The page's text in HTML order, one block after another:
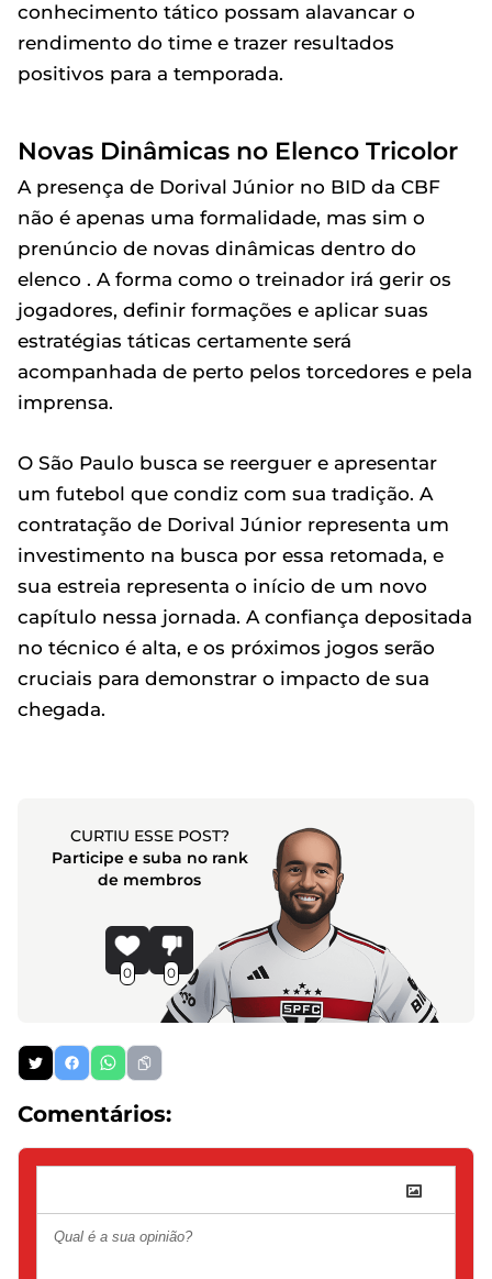
conhecimento tático possam alavancar o
rendimento do time e trazer resultados
positivos para a temporada.
Novas Dinâmicas no Elenco Tricolor
A presença de Dorival Júnior no BID da CBF
não é apenas uma formalidade, mas sim o
prenúncio de novas dinâmicas dentro do
elenco . A forma como o treinador irá gerir os
jogadores, definir formações e aplicar suas
estratégias táticas certamente será
acompanhada de perto pelos torcedores e pela
imprensa.
O São Paulo busca se reerguer e apresentar
um futebol que condiz com sua tradição. A
contratação de Dorival Júnior representa um
investimento na busca por essa retomada, e
sua estreia representa o início de um novo
capítulo nessa jornada. A confiança depositada
no técnico é alta, e os próximos jogos serão
cruciais para demonstrar o impacto de sua
chegada.
CURTIU ESSE POST?
Participe e suba no rank
de membros
0 0
Comentários: